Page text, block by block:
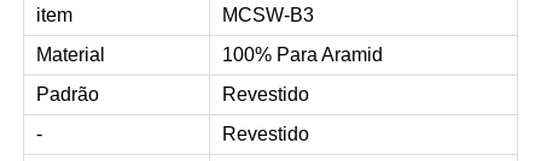
item
MCSW-B3
Material
100% Para Aramid
Padrão
Revestido
-
Revestido